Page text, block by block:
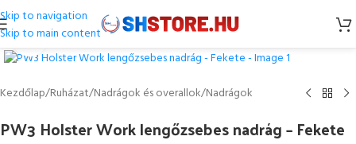
Skip to navigation
Skip to main content
Kattintson a nagyításhoz
Kezdőlap/Ruházat/Nadrágok és overallok/Nadrágok
PW3 Holster Work lengőzsebes nadrág – Fekete